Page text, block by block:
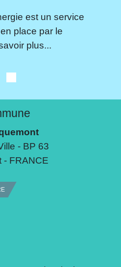
est un service
place par le
plus...
- BP 63
- FRANCE